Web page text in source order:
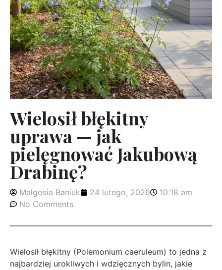
Wielosił błękitny
uprawa — jak
pielęgnować Jakubową
Drabinę?
Małgosia Baniuk 24 lutego, 2026
10:18 am
No Comments
Wielosił błękitny (Polemonium caeruleum) to jedna z
najbardziej urokliwych i wdzięcznych bylin, jakie